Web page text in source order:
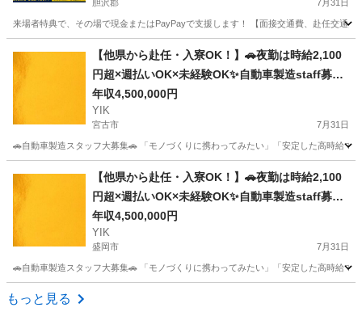
胆沢郡 7月31日
来場者特典で、その場で現金またはPayPayで支援します！ 【面接交通費、赴任交通
その他 業務
【他県から赴任・入寮OK！】🚗夜勤は時給2,100
円超×週払いOK×未経験OK✨自動車製造staff募
集！＜ID：119377＞
年収4,500,000円
YIK
宮古市 7月31日
🚗自動車製造スタッフ大募集🚗 「モノづくりに携わってみたい」「安定した高時給
その他 未経験
【他県から赴任・入寮OK！】🚗夜勤は時給2,100
円超×週払いOK×未経験OK✨自動車製造staff募
集！＜ID：119377＞
年収4,500,000円
YIK
盛岡市 7月31日
🚗自動車製造スタッフ大募集🚗 「モノづくりに携わってみたい」「安定した高時給
岩手 盛岡市
もっと見る